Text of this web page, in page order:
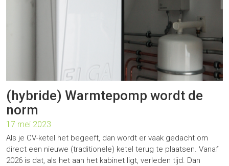
(hybride) Warmtepomp wordt de
norm
17 mei 2023
Als je CV-ketel het begeeft, dan wordt er vaak gedacht om
direct een nieuwe (traditionele) ketel terug te plaatsen. Vanaf
2026 is dat, als het aan het kabinet ligt, verleden tijd. Dan